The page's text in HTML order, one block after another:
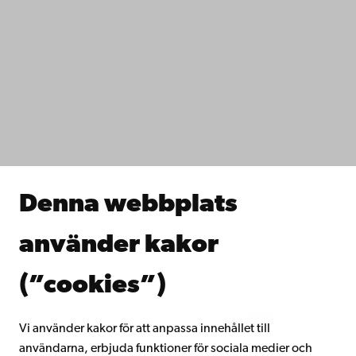
Denna webbplats
använder kakor
(”cookies”)
Vi använder kakor för att anpassa innehållet till
användarna, erbjuda funktioner för sociala medier och
Samarbeta med oss
Kontinuerligt lärande
Gå med i Åbo Akademis alumnnätverk
Intranätet